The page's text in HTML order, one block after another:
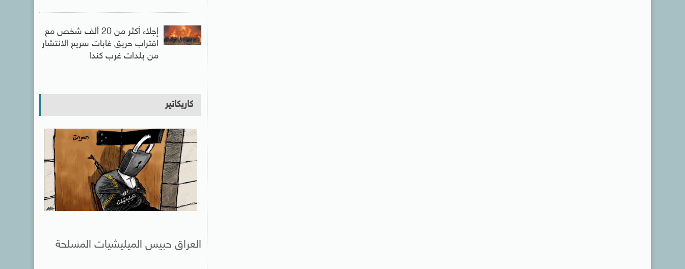
إجلاء أكثر من 20 ألف شخص مع
اقتراب حريق غابات سريع الانتشار
من بلدات غرب كندا
كاريكاتير
العراق حبيس الميليشيات المسلحة